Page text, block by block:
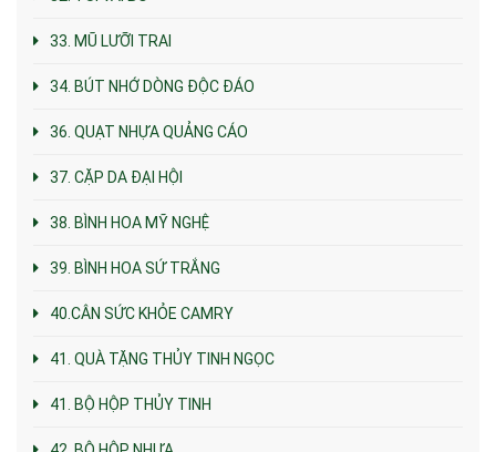
33. MŨ LƯỠI TRAI
34. BÚT NHỚ DÒNG ĐỘC ĐÁO
36. QUẠT NHỰA QUẢNG CÁO
37. CẶP DA ĐẠI HỘI
38. BÌNH HOA MỸ NGHỆ
39. BÌNH HOA SỨ TRẮNG
40.CÂN SỨC KHỎE CAMRY
41. QUÀ TẶNG THỦY TINH NGỌC
41. BỘ HỘP THỦY TINH